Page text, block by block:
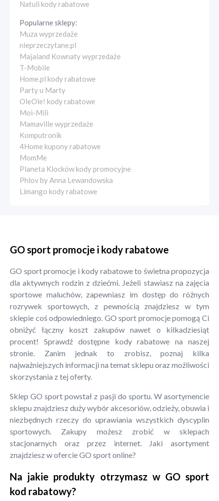
Natuli kody rabatowe
Popularne sklepy:
Muza wyprzedaże
nieprzeczytane.pl
Majaland Kownaty wyprzedaże
T-Mobile
Home.pl kody rabatowe
Party u Marty
OleOle! kody rabatowe
Moi-Mili
Mamaville wyprzedaże
Komputronik
4Home kupony rabatowe
MomMe
Planeta Klocków kody promocyjne
Phlov by Anna Lewandowska
Limango kody rabatowe
GO sport promocje i kody rabatowe
GO sport promocje i kody rabatowe to świetna propozycja
dla aktywnych rodzin z dziećmi. Jeżeli stawiasz na zajęcia
sportowe maluchów, zapewniasz im dostęp do różnych
rozrywek sportowych, z pewnością znajdziesz w tym
sklepie coś odpowiedniego. GO sport promocje pomogą Ci
obniżyć łączny koszt zakupów nawet o kilkadziesiąt
procent! Sprawdź dostępne kody rabatowe na naszej
stronie. Zanim jednak to zrobisz, poznaj kilka
najważniejszych informacji na temat sklepu oraz możliwości
skorzystania z tej oferty.
Sklep GO sport powstał z pasji do sportu. W asortymencie
sklepu znajdziesz duży wybór akcesoriów, odzieży, obuwia i
niezbędnych rzeczy do uprawiania wszystkich dyscyplin
sportowych. Zakupy możesz zrobić w sklepach
stacjonarnych oraz przez internet. Jaki asortyment
znajdziesz w ofercie GO sport online?
Na jakie produkty otrzymasz w GO sport
kod rabatowy?